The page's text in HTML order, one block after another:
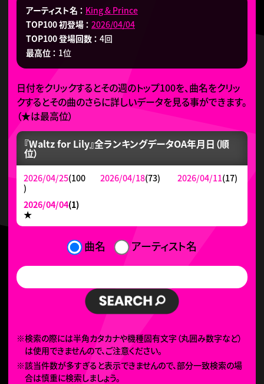
アーティスト名
King & Prince
TOP100 初登場
2026/04/04
TOP100 登場回数
4回
最高位
1位
日付をクリックするとその週のトップ100を、曲名をクリッ
クするとその曲のさらに詳しいデータを見る事ができます。
（★は最高位）
『Waltz for Lily』全ランキングデータOA年月日（順
位）
2026/04/25(100
)
2026/04/18(73) 2026/04/11(17)
2026/04/04(1)
★
曲名 アーティスト名
※検索の際には半角カタカナや機種固有文字（丸囲み数字など）
は使用できませんので、ご注意ください。
※該当件数が多すぎると表示できませんので、部分一致検索の場
合は慎重に検索しましょう。